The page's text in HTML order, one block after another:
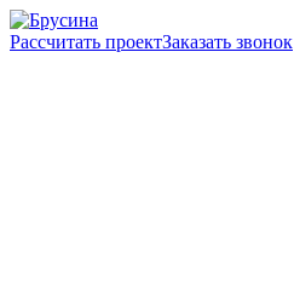
Рассчитать проектЗаказать звонок